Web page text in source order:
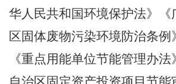
华人民共和国环境保护法》《
区固体废物污染环境防治条例
《重点用能单位节能管理办